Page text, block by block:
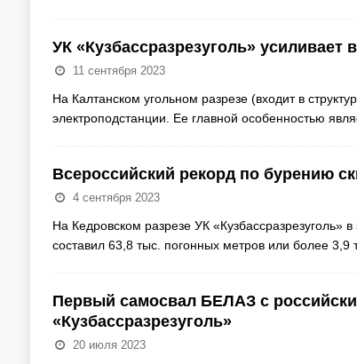
УК «Кузбассразрезуголь»
11 сентября 2023
На Калтанском угольном разрезе (входит в
электроподстанции. Ее главной особенностью
Всероссийский рекорд по бурению
4 сентября 2023
На Кедровском разрезе УК
составил 63,8 тыс. погонных метров или более 3,9
Первый самосвал БЕЛАЗ с
«Кузбассразрезуголь»
20 июля 2023